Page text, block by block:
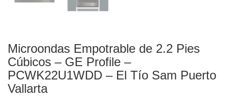
Microondas Empotrable de 2.2 Pies
Cúbicos – GE Profile –
PCWK22U1WDD – El Tío Sam Puerto
Vallarta